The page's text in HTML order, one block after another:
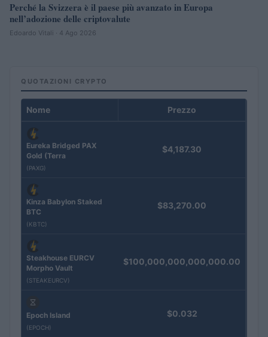
Perché la Svizzera è il paese più avanzato in Europa
nell’adozione delle criptovalute
Edoardo Vitali · 4 Ago 2026
QUOTAZIONI CRYPTO
Nome Prezzo
Eureka Bridged PAX
Gold (Terra
(PAXG)
$4,187.30
Kinza Babylon Staked
BTC
(KBTC)
$83,270.00
Steakhouse EURCV
Morpho Vault
(STEAKEURCV)
$100,000,000,000,000.00
Epoch Island
(EPOCH)
$0.032